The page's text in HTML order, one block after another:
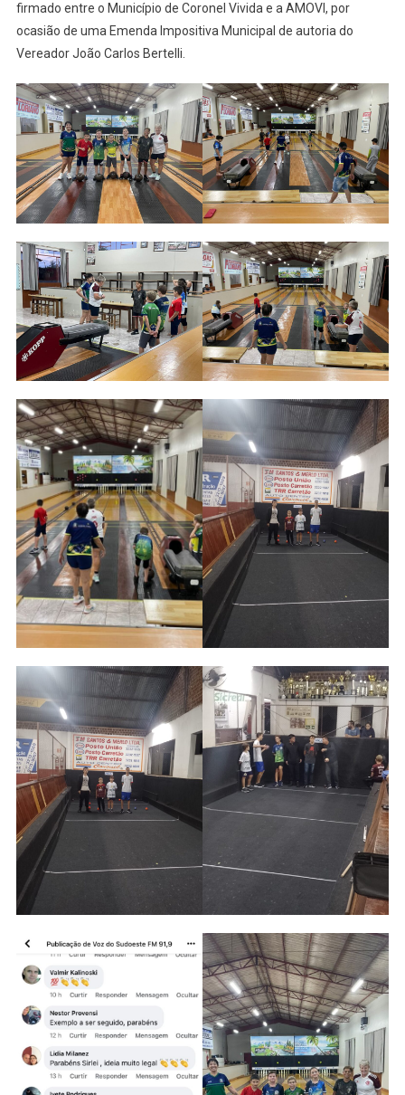
firmado entre o Município de Coronel Vivida e a AMOVI, por
ocasião de uma Emenda Impositiva Municipal de autoria do
Vereador João Carlos Bertelli.